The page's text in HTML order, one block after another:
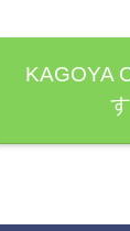
KAGOYA